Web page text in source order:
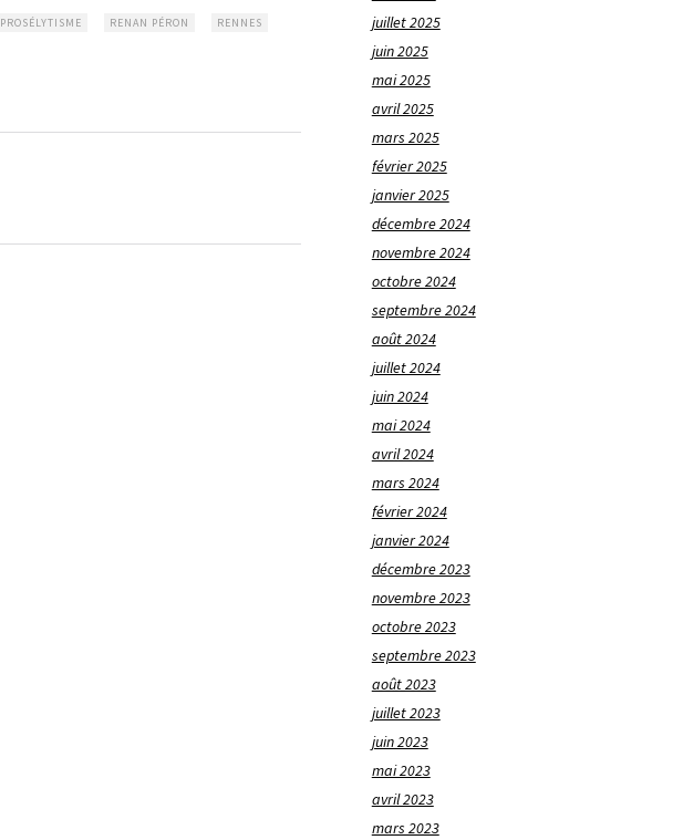
PROSÉLYTISME RENAN PÉRON RENNES
juillet 2025
juin 2025
mai 2025
avril 2025
mars 2025
février 2025
janvier 2025
décembre 2024
novembre 2024
octobre 2024
septembre 2024
août 2024
juillet 2024
juin 2024
mai 2024
avril 2024
mars 2024
février 2024
janvier 2024
décembre 2023
novembre 2023
octobre 2023
septembre 2023
août 2023
juillet 2023
juin 2023
mai 2023
avril 2023
mars 2023